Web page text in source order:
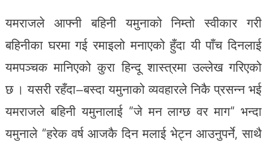
यमराजले आफ्नी बहिनी यमुनाको निम्तो स्वीकार गरी
बहिनीका घरमा गई रमाइलो मनाएको हुँदा यी पाँच दिनलाई
यमपञ्चक मानिएको कुरा हिन्दू शास्त्रमा उल्लेख गरिएको
छ । यसरी रहँदा–बस्दा यमुनाको व्यवहारले निकै प्रसन्न भई
यमराजले बहिनी यमुनालाई “जे मन लाग्छ वर माग“ भन्दा
यमुनाले “हरेक वर्ष आजकै दिन मलाई भेट्न आउनुपर्ने, साथै